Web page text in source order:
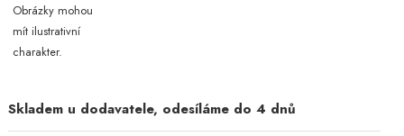
Obrázky mohou
mít ilustrativní
charakter.
Skladem u dodavatele, odesíláme do 4 dnů